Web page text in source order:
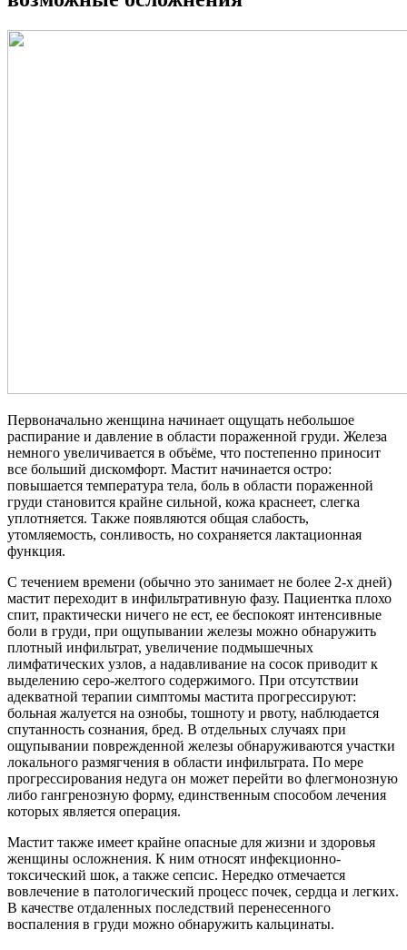
Первоначально женщина начинает ощущать небольшое
распирание и давление в области пораженной груди. Железа
немного увеличивается в объёме, что постепенно приносит
все больший дискомфорт. Мастит начинается остро:
повышается температура тела, боль в области пораженной
груди становится крайне сильной, кожа краснеет, слегка
уплотняется. Также появляются общая слабость,
утомляемость, сонливость, но сохраняется лактационная
функция.
С течением времени (обычно это занимает не более 2-х дней)
мастит переходит в инфильтративную фазу. Пациентка плохо
спит, практически ничего не ест, ее беспокоят интенсивные
боли в груди, при ощупывании железы можно обнаружить
плотный инфильтрат, увеличение подмышечных
лимфатических узлов, а надавливание на сосок приводит к
выделению серо-желтого содержимого. При отсутствии
адекватной терапии симптомы мастита прогрессируют:
больная жалуется на ознобы, тошноту и рвоту, наблюдается
спутанность сознания, бред. В отдельных случаях при
ощупывании поврежденной железы обнаруживаются участки
локального размягчения в области инфильтрата. По мере
прогрессирования недуга он может перейти во флегмонозную
либо гангренозную форму, единственным способом лечения
которых является операция.
Мастит также имеет крайне опасные для жизни и здоровья
женщины осложнения. К ним относят инфекционно-
токсический шок, а также сепсис. Нередко отмечается
вовлечение в патологический процесс почек, сердца и легких.
В качестве отдаленных последствий перенесенного
воспаления в груди можно обнаружить кальцинаты.